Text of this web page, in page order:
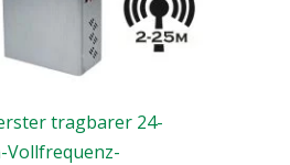
tragbarer 24-
Vollfrequenz-